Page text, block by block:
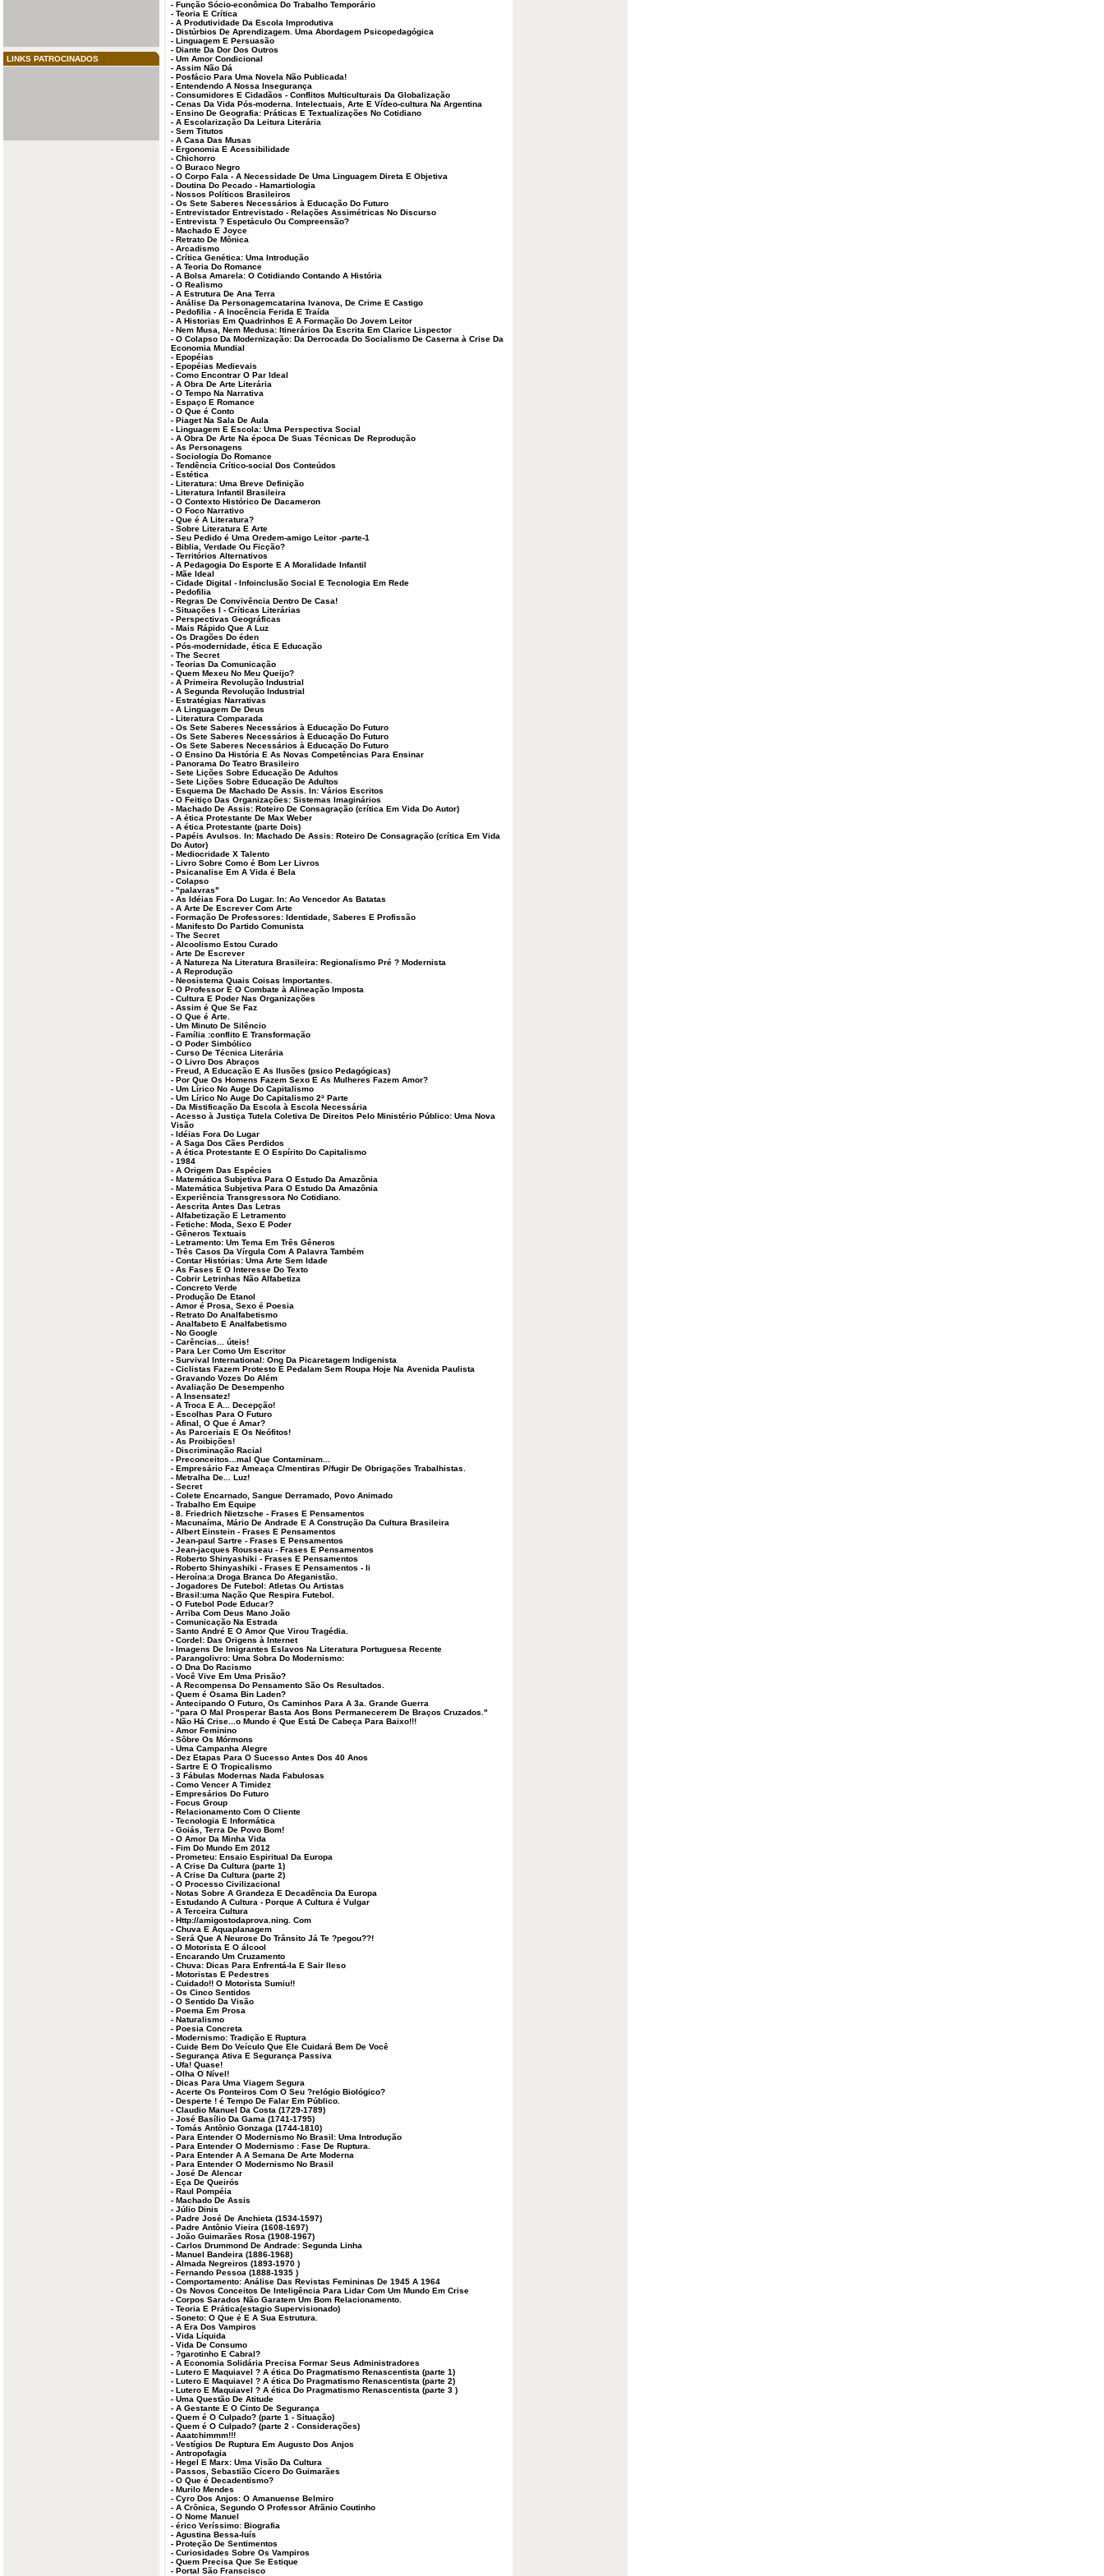
LINKS PATROCINADOS
- Função Sócio-econômica Do Trabalho Temporário
- Teoria E Crítica
- A Produtividade Da Escola Improdutiva
- Distúrbios De Aprendizagem. Uma Abordagem Psicopedagógica
- Linguagem E Persuasão
- Diante Da Dor Dos Outros
- Um Amor Condicional
- Assim Não Dá
- Posfácio Para Uma Novela Não Publicada!
- Entendendo A Nossa Insegurança
- Consumidores E Cidadãos - Conflitos Multiculturais Da Globalização
- Cenas Da Vida Pós-moderna. Intelectuais, Arte E Vídeo-cultura Na Argentina
- Ensino De Geografia: Práticas E Textualizações No Cotidiano
- A Escolarização Da Leitura Literária
- Sem Titutos
- A Casa Das Musas
- Ergonomia E Acessibilidade
- Chichorro
- O Buraco Negro
- O Corpo Fala - A Necessidade De Uma Linguagem Direta E Objetiva
- Doutina Do Pecado - Hamartiologia
- Nossos Políticos Brasileiros
- Os Sete Saberes Necessários à Educação Do Futuro
- Entrevistador Entrevistado - Relações Assimétricas No Discurso
- Entrevista ? Espetáculo Ou Compreensão?
- Machado E Joyce
- Retrato De Mônica
- Arcadismo
- Crítica Genética: Uma Introdução
- A Teoria Do Romance
- A Bolsa Amarela: O Cotidiando Contando A História
- O Realismo
- A Estrutura De Ana Terra
- Análise Da Personagemcatarina Ivanova, De Crime E Castigo
- Pedofilia - A Inocência Ferida E Traída
- A Historias Em Quadrinhos E A Formação Do Jovem Leitor
- Nem Musa, Nem Medusa: Itinerários Da Escrita Em Clarice Lispector
- O Colapso Da Modernização: Da Derrocada Do Socialismo De Caserna à Crise Da
Economia Mundial
- Epopéias
- Epopéias Medievais
- Como Encontrar O Par Ideal
- A Obra De Arte Literária
- O Tempo Na Narrativa
- Espaço E Romance
- O Que é Conto
- Piaget Na Sala De Aula
- Linguagem E Escola: Uma Perspectiva Social
- A Obra De Arte Na época De Suas Técnicas De Reprodução
- As Personagens
- Sociologia Do Romance
- Tendência Crítico-social Dos Conteúdos
- Estética
- Literatura: Uma Breve Definição
- Literatura Infantil Brasileira
- O Contexto Histórico De Dacameron
- O Foco Narrativo
- Que é A Literatura?
- Sobre Literatura E Arte
- Seu Pedido é Uma Oredem-amigo Leitor -parte-1
- Biblia, Verdade Ou Ficção?
- Territórios Alternativos
- A Pedagogia Do Esporte E A Moralidade Infantil
- Mãe Ideal
- Cidade Digital - Infoinclusão Social E Tecnologia Em Rede
- Pedofilia
- Regras De Convivência Dentro De Casa!
- Situações I - Críticas Literárias
- Perspectivas Geográficas
- Mais Rápido Que A Luz
- Os Dragões Do éden
- Pós-modernidade, ética E Educação
- The Secret
- Teorias Da Comunicação
- Quem Mexeu No Meu Queijo?
- A Primeira Revolução Industrial
- A Segunda Revolução Industrial
- Estratégias Narrativas
- A Linguagem De Deus
- Literatura Comparada
- Os Sete Saberes Necessários à Educação Do Futuro
- Os Sete Saberes Necessários à Educação Do Futuro
- Os Sete Saberes Necessários à Educação Do Futuro
- O Ensino Da História E As Novas Competências Para Ensinar
- Panorama Do Teatro Brasileiro
- Sete Lições Sobre Educação De Adultos
- Sete Lições Sobre Educação De Adultos
- Esquema De Machado De Assis. In: Vários Escritos
- O Feitiço Das Organizações: Sistemas Imaginários
- Machado De Assis: Roteiro De Consagração (crítica Em Vida Do Autor)
- A ética Protestante De Max Weber
- A ética Protestante (parte Dois)
- Papéis Avulsos. In: Machado De Assis: Roteiro De Consagração (crítica Em Vida
Do Autor)
- Mediocridade X Talento
- Livro Sobre Como é Bom Ler Livros
- Psicanalise Em A Vida é Bela
- Colapso
- "palavras"
- As Idéias Fora Do Lugar. In: Ao Vencedor As Batatas
- A Arte De Escrever Com Arte
- Formação De Professores: Identidade, Saberes E Profissão
- Manifesto Do Partido Comunista
- The Secret
- Alcoolismo Estou Curado
- Arte De Escrever
- A Natureza Na Literatura Brasileira: Regionalismo Pré ? Modernista
- A Reprodução
- Neosistema Quais Coisas Importantes.
- O Professor E O Combate à Alineação Imposta
- Cultura E Poder Nas Organizações
- Assim é Que Se Faz
- O Que é Arte.
- Um Minuto De Silêncio
- Família :conflito E Transformação
- O Poder Simbólico
- Curso De Técnica Literária
- O Livro Dos Abraços
- Freud, A Educação E As Ilusões (psico Pedagógicas)
- Por Que Os Homens Fazem Sexo E As Mulheres Fazem Amor?
- Um Lírico No Auge Do Capitalismo
- Um Lírico No Auge Do Capitalismo 2ª Parte
- Da Mistificação Da Escola à Escola Necessária
- Acesso à Justiça Tutela Coletiva De Direitos Pelo Ministério Público: Uma Nova
Visão
- Idéias Fora Do Lugar
- A Saga Dos Cães Perdidos
- A ética Protestante E O Espírito Do Capitalismo
- 1984
- A Origem Das Espécies
- Matemática Subjetiva Para O Estudo Da Amazônia
- Matemática Subjetiva Para O Estudo Da Amazônia
- Experiência Transgressora No Cotidiano.
- Aescrita Antes Das Letras
- Alfabetização E Letramento
- Fetiche: Moda, Sexo E Poder
- Gêneros Textuais
- Letramento: Um Tema Em Três Gêneros
- Três Casos Da Vírgula Com A Palavra Também
- Contar Histórias: Uma Arte Sem Idade
- As Fases E O Interesse Do Texto
- Cobrir Letrinhas Não Alfabetiza
- Concreto Verde
- Produção De Etanol
- Amor é Prosa, Sexo é Poesia
- Retrato Do Analfabetismo
- Analfabeto E Analfabetismo
- No Google
- Carências... úteis!
- Para Ler Como Um Escritor
- Survival International: Ong Da Picaretagem Indigenista
- Ciclistas Fazem Protesto E Pedalam Sem Roupa Hoje Na Avenida Paulista
- Gravando Vozes Do Além
- Avaliação De Desempenho
- A Insensatez!
- A Troca E A... Decepção!
- Escolhas Para O Futuro
- Afinal, O Que é Amar?
- As Parceriais E Os Neófitos!
- As Proibições!
- Discriminação Racial
- Preconceitos...mal Que Contaminam...
- Empresário Faz Ameaça C/mentiras P/fugir De Obrigações Trabalhistas.
- Metralha De... Luz!
- Secret
- Colete Encarnado, Sangue Derramado, Povo Animado
- Trabalho Em Equipe
- 8. Friedrich Nietzsche - Frases E Pensamentos
- Macunaíma, Mário De Andrade E A Construção Da Cultura Brasileira
- Albert Einstein - Frases E Pensamentos
- Jean-paul Sartre - Frases E Pensamentos
- Jean-jacques Rousseau - Frases E Pensamentos
- Roberto Shinyashiki - Frases E Pensamentos
- Roberto Shinyashiki - Frases E Pensamentos - Ii
- Heroína:a Droga Branca Do Afeganistão.
- Jogadores De Futebol: Atletas Ou Artistas
- Brasil:uma Nação Que Respira Futebol.
- O Futebol Pode Educar?
- Arriba Com Deus Mano João
- Comunicação Na Estrada
- Santo André E O Amor Que Virou Tragédia.
- Cordel: Das Origens à Internet
- Imagens De Imigrantes Eslavos Na Literatura Portuguesa Recente
- Parangolivro: Uma Sobra Do Modernismo:
- O Dna Do Racismo
- Você Vive Em Uma Prisão?
- A Recompensa Do Pensamento São Os Resultados.
- Quem é Osama Bin Laden?
- Antecipando O Futuro, Os Caminhos Para A 3a. Grande Guerra
- "para O Mal Prosperar Basta Aos Bons Permanecerem De Braços Cruzados."
- Não Há Crise...o Mundo é Que Está De Cabeça Para Baixo!!!
- Amor Feminino
- Sôbre Os Mórmons
- Uma Campanha Alegre
- Dez Etapas Para O Sucesso Antes Dos 40 Anos
- Sartre E O Tropicalismo
- 3 Fábulas Modernas Nada Fabulosas
- Como Vencer A Timidez
- Empresários Do Futuro
- Focus Group
- Relacionamento Com O Cliente
- Tecnologia E Informática
- Goiás, Terra De Povo Bom!
- O Amor Da Minha Vida
- Fim Do Mundo Em 2012
- Prometeu: Ensaio Espiritual Da Europa
- A Crise Da Cultura (parte 1)
- A Crise Da Cultura (parte 2)
- O Processo Civilizacional
- Notas Sobre A Grandeza E Decadência Da Europa
- Estudando A Cultura - Porque A Cultura é Vulgar
- A Terceira Cultura
- Http://amigostodaprova.ning. Com
- Chuva E Aquaplanagem
- Será Que A Neurose Do Trânsito Já Te ?pegou??!
- O Motorista E O álcool
- Encarando Um Cruzamento
- Chuva: Dicas Para Enfrentá-la E Sair Ileso
- Motoristas E Pedestres
- Cuidado!! O Motorista Sumiu!!
- Os Cinco Sentidos
- O Sentido Da Visão
- Poema Em Prosa
- Naturalismo
- Poesia Concreta
- Modernismo: Tradição E Ruptura
- Cuide Bem Do Veículo Que Ele Cuidará Bem De Você
- Segurança Ativa E Segurança Passiva
- Ufa! Quase!
- Olha O Nível!
- Dicas Para Uma Viagem Segura
- Acerte Os Ponteiros Com O Seu ?relógio Biológico?
- Desperte ! é Tempo De Falar Em Público.
- Claudio Manuel Da Costa (1729-1789)
- José Basílio Da Gama (1741-1795)
- Tomás Antônio Gonzaga (1744-1810)
- Para Entender O Modernismo No Brasil: Uma Introdução
- Para Entender O Modernismo : Fase De Ruptura.
- Para Entender A A Semana De Arte Moderna
- Para Entender O Modernismo No Brasil
- José De Alencar
- Eça De Queirós
- Raul Pompéia
- Machado De Assis
- Júlio Dinis
- Padre José De Anchieta (1534-1597)
- Padre Antônio Vieira (1608-1697)
- João Guimarães Rosa (1908-1967)
- Carlos Drummond De Andrade: Segunda Linha
- Manuel Bandeira (1886-1968)
- Almada Negreiros (1893-1970 )
- Fernando Pessoa (1888-1935 )
- Comportamento: Análise Das Revistas Femininas De 1945 A 1964
- Os Novos Conceitos De Inteligência Para Lidar Com Um Mundo Em Crise
- Corpos Sarados Não Garatem Um Bom Relacionamento.
- Teoria E Prática(estagio Supervisionado)
- Soneto: O Que é E A Sua Estrutura.
- A Era Dos Vampiros
- Vida Líquida
- Vida De Consumo
- ?garotinho E Cabral?
- A Economia Solidária Precisa Formar Seus Administradores
- Lutero E Maquiavel ? A ética Do Pragmatismo Renascentista (parte 1)
- Lutero E Maquiavel ? A ética Do Pragmatismo Renascentista (parte 2)
- Lutero E Maquiavel ? A ética Do Pragmatismo Renascentista (parte 3 )
- Uma Questão De Atitude
- A Gestante E O Cinto De Segurança
- Quem é O Culpado? (parte 1 - Situação)
- Quem é O Culpado? (parte 2 - Considerações)
- Aaatchimmm!!!
- Vestígios De Ruptura Em Augusto Dos Anjos
- Antropofagia
- Hegel E Marx: Uma Visão Da Cultura
- Passos, Sebastião Cícero Do Guimarães
- O Que é Decadentismo?
- Murilo Mendes
- Cyro Dos Anjos: O Amanuense Belmiro
- A Crônica, Segundo O Professor Afrãnio Coutinho
- O Nome Manuel
- érico Veríssimo: Biografia
- Agustina Bessa-luís
- Proteção De Sentimentos
- Curiosidades Sobre Os Vampiros
- Quem Precisa Que Se Estique
- Portal São Franscisco